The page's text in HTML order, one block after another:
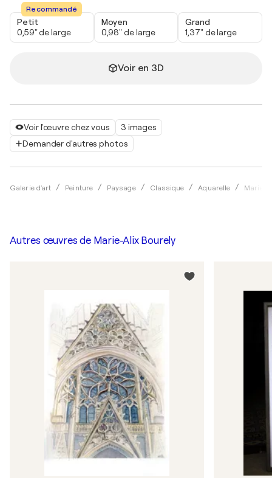
Voir l'œuvre chez vous
3 images
Demander d'autres photos
Galerie d'art Peinture Paysage Classique Aquarelle Marie-
Recommandé
Petit
0,59" de large
Moyen
0,98" de large
Grand
1,37" de large
Voir en 3D
Autres œuvres de Marie-Alix Bourely